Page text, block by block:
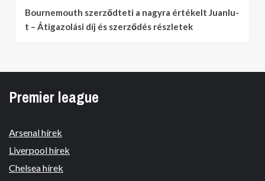
Bournemouth szerződteti a nagyra értékelt Juanlu-
t – Átigazolási díj és szerződés részletek
Premier league
Arsenal hírek
Liverpool hírek
Chelsea hírek